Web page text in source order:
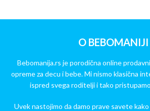
O BEBOMANIJI
Bebomanija.rs je porodična online
opreme za decu i bebe. Mi nismo klasična
ispred svega roditelji i tako
Uvek nastojimo da damo prave savete